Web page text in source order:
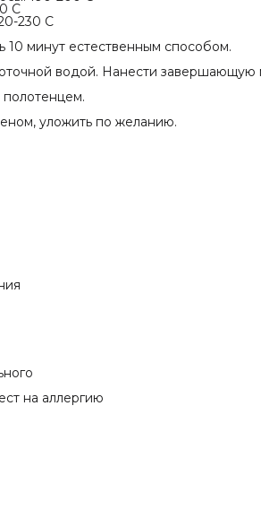
С
230 С
10 минут естественным способом.
водой. Нанести завершающую
уложить по желанию.
на аллергию